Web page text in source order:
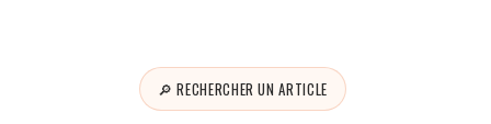
🔎 RECHERCHER UN ARTICLE